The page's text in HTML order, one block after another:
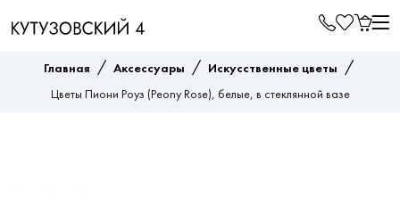
Главная / Аксессуары / Искусственные цветы /
Цветы Пиони Роуз (Peony Rose), белые, в стеклянной вазе